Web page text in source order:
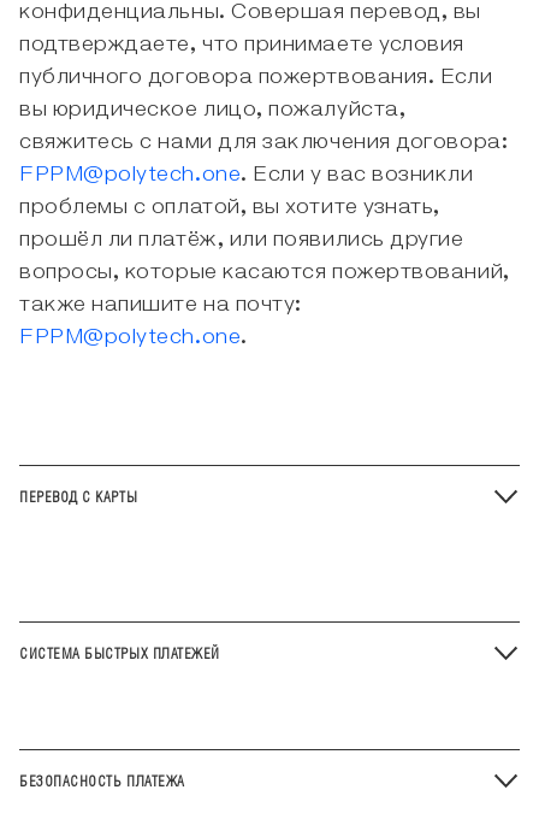
конфиденциальны. Совершая перевод, вы
подтверждаете, что принимаете условия
публичного договора пожертвования. Если
вы юридическое лицо, пожалуйста,
свяжитесь с нами для заключения договора:
FPPM@polytech.one. Если у вас возникли
проблемы с оплатой, вы хотите узнать,
прошёл ли платёж, или появились другие
вопросы, которые касаются пожертвований,
также напишите на почту:
FPPM@polytech.one.
ПЕРЕВОД С КАРТЫ
СИСТЕМА БЫСТРЫХ ПЛАТЕЖЕЙ
БЕЗОПАСНОСТЬ ПЛАТЕЖА